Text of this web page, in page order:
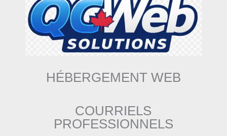
HÉBERGEMENT WEB
COURRIELS
PROFESSIONNELS